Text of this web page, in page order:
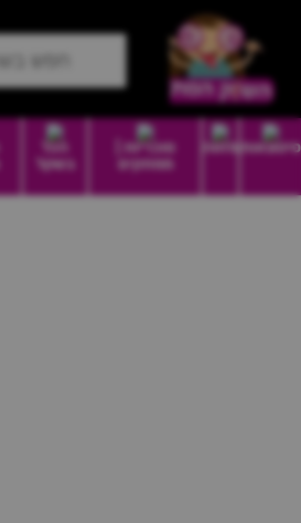
סיטונאותמזווה
סוכריות |
ממתקים
הכל
בשקל